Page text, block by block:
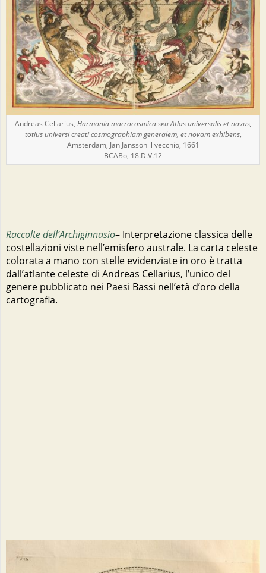
Andreas Cellarius, Harmonia macrocosmica seu Atlas universalis et novus,
totius universi creati cosmographiam generalem, et novam exhibens,
Amsterdam, Jan Jansson il vecchio, 1661
BCABo, 18.D.V.12
Raccolte dell’Archiginnasio– Interpretazione classica delle
costellazioni viste nell’emisfero australe. La carta celeste
colorata a mano con stelle evidenziate in oro è tratta
dall’atlante celeste di Andreas Cellarius, l’unico del
genere pubblicato nei Paesi Bassi nell’età d’oro della
cartografia.